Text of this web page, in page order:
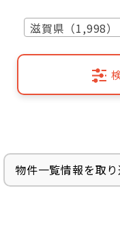
滋賀県（1,998）
物件一覧情報を取